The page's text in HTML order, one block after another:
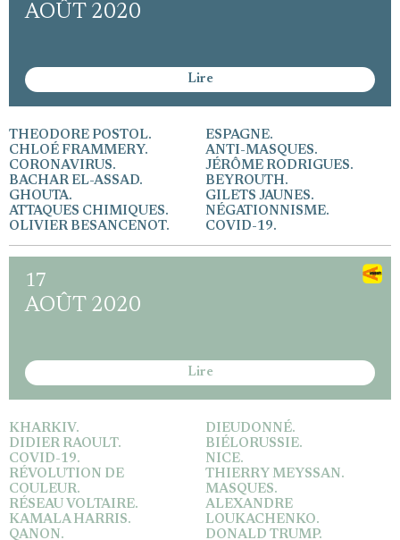
AOÛT 2020
Lire
THEODORE POSTOL.
CHLOÉ FRAMMERY.
CORONAVIRUS.
BACHAR EL-ASSAD.
GHOUTA.
ATTAQUES CHIMIQUES.
OLIVIER BESANCENOT.
ESPAGNE.
ANTI-MASQUES.
JÉRÔME RODRIGUES.
BEYROUTH.
GILETS JAUNES.
NÉGATIONNISME.
COVID-19.
17
AOÛT 2020
Lire
KHARKIV.
DIDIER RAOULT.
COVID-19.
RÉVOLUTION DE
COULEUR.
RÉSEAU VOLTAIRE.
KAMALA HARRIS.
QANON.
DIEUDONNÉ.
BIÉLORUSSIE.
NICE.
THIERRY MEYSSAN.
MASQUES.
ALEXANDRE
LOUKACHENKO.
DONALD TRUMP.